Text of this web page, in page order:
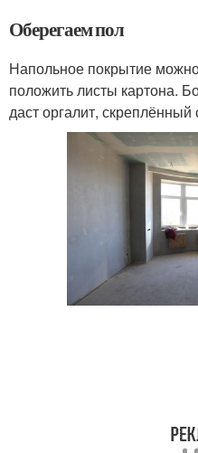
Оберегаем пол
Напольное покрытие
положить листы картона.
даст оргалит, скреплённый